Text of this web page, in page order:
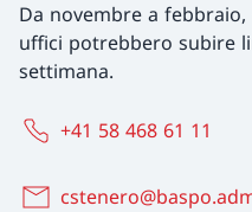
Da novembre a
uffici potrebbero subire
settimana.
+41 58 468 61 11